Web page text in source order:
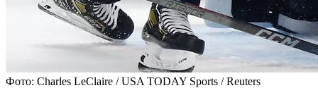
Фото: Charles LeClaire / USA TODAY Sports / Reuters